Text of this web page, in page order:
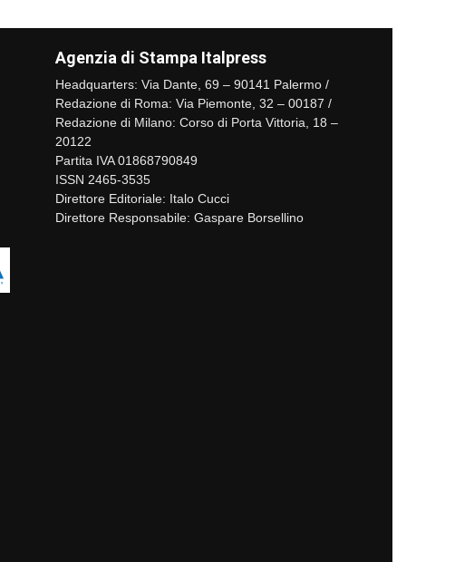
Agenzia di Stampa Italpress
Headquarters: Via Dante, 69 – 90141 Palermo /
Redazione di Roma: Via Piemonte, 32 – 00187 /
Redazione di Milano: Corso di Porta Vittoria, 18 –
20122
Partita IVA 01868790849
ISSN 2465-3535
Direttore Editoriale: Italo Cucci
Direttore Responsabile: Gaspare Borsellino